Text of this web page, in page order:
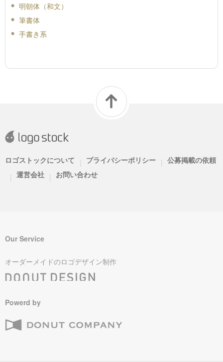
明朝体（和文）
筆書体
手書き系
ロゴストックについて | プライバシーポリシー | 公募掲載の依頼
| 運営会社 | お問い合わせ
Our Service
オーダーメイドのロゴデザイン制作
Powerd by